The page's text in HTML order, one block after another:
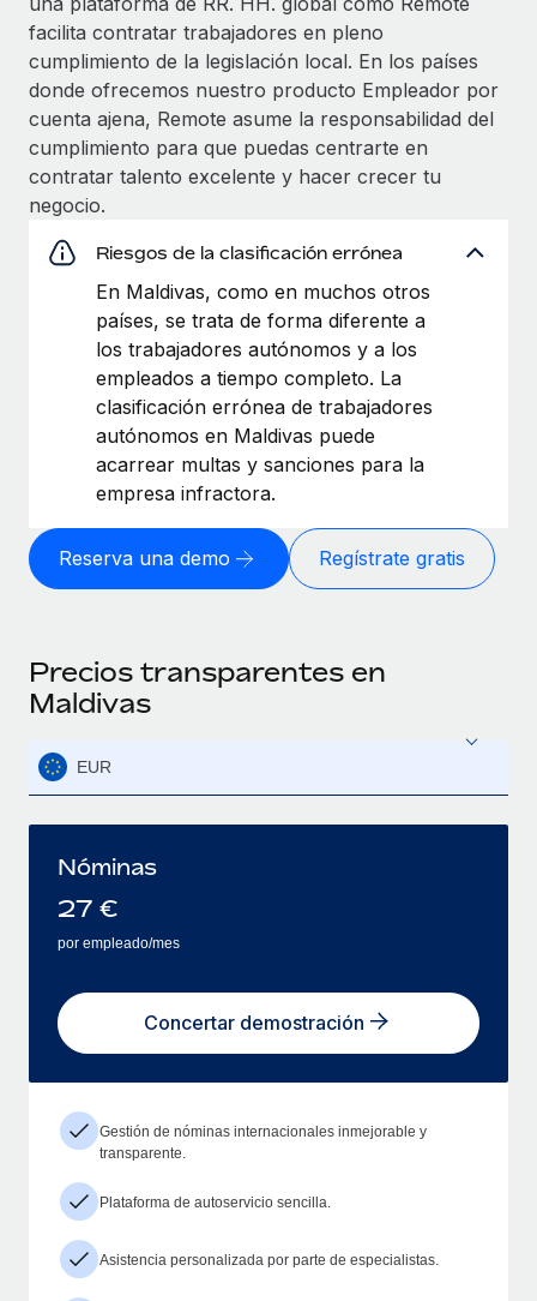
facilita contratar trabajadores en pleno
cumplimiento de la legislación local. En los países
donde ofrecemos nuestro producto Empleador por
cuenta ajena, Remote asume la responsabilidad del
cumplimiento para que puedas centrarte en
contratar talento excelente y hacer crecer tu
negocio.
Riesgos de la clasificación errónea
En Maldivas, como en muchos otros
países, se trata de forma diferente a
los trabajadores autónomos y a los
empleados a tiempo completo. La
clasificación errónea de trabajadores
autónomos en Maldivas puede
acarrear multas y sanciones para la
empresa infractora.
Reserva una demo Regístrate gratis
Precios transparentes en
Maldivas
EUR
Nóminas
27 €
por empleado/mes
Concertar demostración
Gestión de nóminas internacionales inmejorable y
transparente.
Plataforma de autoservicio sencilla.
Asistencia personalizada por parte de especialistas.